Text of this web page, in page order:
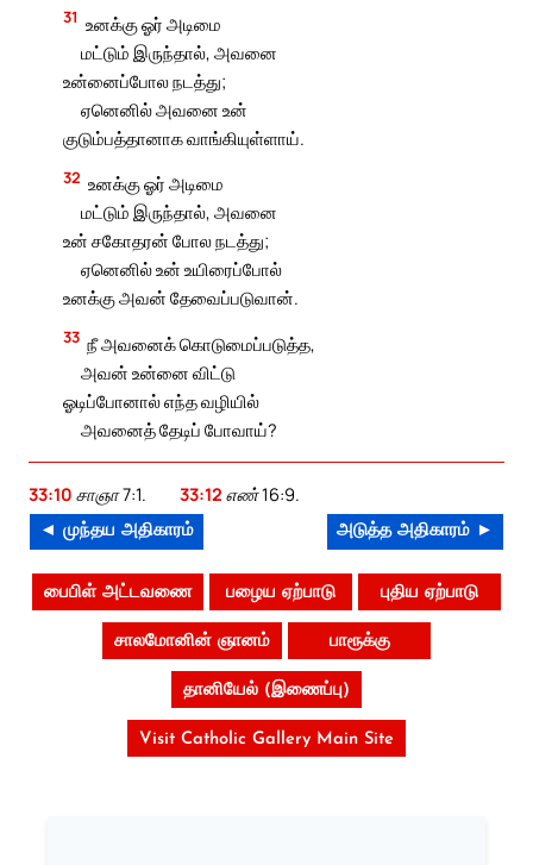
31 உனக்கு ஓர் அடிமை
மட்டும் இருந்தால், அவனை
உன்னைப்போல நடத்து;
ஏனெனில் அவனை உன்
குடும்பத்தானாக வாங்கியுள்ளாய்.
32 உனக்கு ஓர் அடிமை
மட்டும் இருந்தால், அவனை
உன் சகோதரன் போல நடத்து;
ஏனெனில் உன் உயிரைப்போல்
உனக்கு அவன் தேவைப்படுவான்.
33 நீ அவனைக் கொடுமைப்படுத்த,
அவன் உன்னை விட்டு
ஓடிப்போனால் எந்த வழியில்
அவனைத் தேடிப் போவாய்?
33:10 சாஞா 7:1. 33:12 எண் 16:9.
◄ முந்தய அதிகாரம் அடுத்த அதிகாரம் ►
பைபிள் அட்டவணை பழைய ஏற்பாடு புதிய ஏற்பாடு
சாலமோனின் ஞானம் பாரூக்கு
தானியேல் (இணைப்பு)
Visit Catholic Gallery Main Site